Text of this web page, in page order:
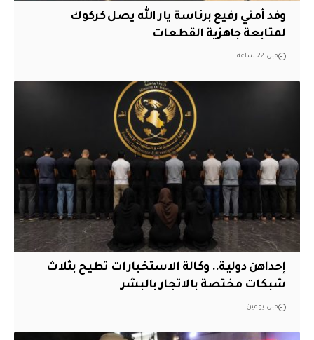
وفد أمني رفيع برئاسة يار الله يصل كركوك
لمتابعة جاهزية القطعات
قبل 22 ساعة
إحداهن دولية.. وكالة الاستخبارات تطيح بثلاث
شبكات مختصة بالاتجار بالبشر
قبل يومين